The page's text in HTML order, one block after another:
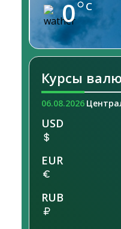
0 C
Курсы
06.08.2026
USD
EUR
RUB